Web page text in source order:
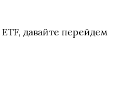
давайте перейдем